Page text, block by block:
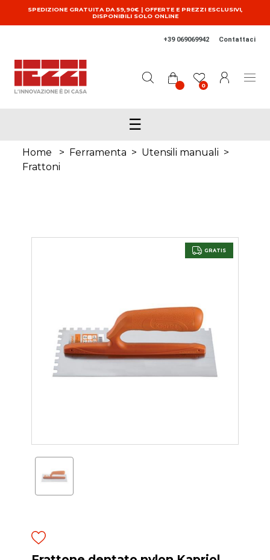
Salta al contenuto principale
SPEDIZIONE GRATUITA DA 59,90€ | OFFERTE E PREZZI ESCLUSIVI,
DISPONIBILI SOLO ONLINE
+39 069069942 Contattaci
0
☰
Home > Ferramenta > Utensili manuali >
Frattoni
GRATIS